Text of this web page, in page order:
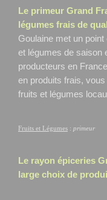
Le primeur Grand
légumes frais de
Goulaine met un
et légumes de saison
producteurs en
en produits frais,
fruits et légumes
Fruits et Légumes : primeur
Le rayon épiceries
large choix de